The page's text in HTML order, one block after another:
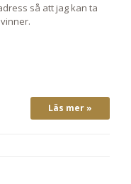
så att jag kan ta
Läs mer »